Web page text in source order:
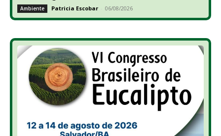
Ambiente Patricia Escobar - 06/08/2026